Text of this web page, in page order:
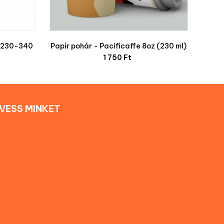
340
Papír pohár - Pacificaffe 8oz (230 ml)
Ár
1 750 Ft
MINKET